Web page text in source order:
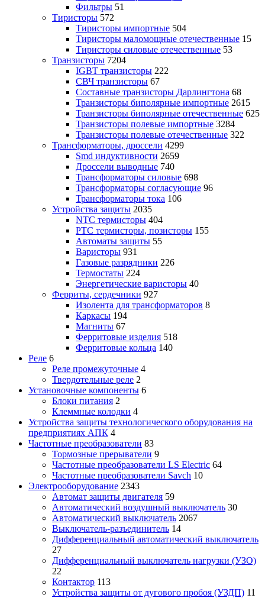
Фильтры 51
Тиристоры 572
Тиристоры импортные 504
Тиристоры маломощные отечественные 15
Тиристоры силовые отечественные 53
Транзисторы 7204
IGBT транзисторы 222
СВЧ транзисторы 67
Составные транзисторы Дарлингтона 68
Транзисторы биполярные импортные 2615
Транзисторы биполярные отечественные 625
Транзисторы полевые импортные 3284
Транзисторы полевые отечественные 322
Трансформаторы, дроссели 4299
Smd индуктивности 2659
Дроссели выводные 740
Трансформаторы силовые 698
Трансформаторы согласующие 96
Трансформаторы тока 106
Устройства защиты 2035
NTC термисторы 404
PTC термисторы, позисторы 155
Автоматы защиты 55
Варисторы 931
Газовые разрядники 226
Термостаты 224
Энергетические варисторы 40
Ферриты, сердечники 927
Изолента для трансформаторов 8
Каркасы 194
Магниты 67
Ферритовые изделия 518
Ферритовые кольца 140
Реле 6
Реле промежуточные 4
Твердотельные реле 2
Установочные компоненты 6
Блоки питания 2
Клеммные колодки 4
Устройства защиты технологического оборудования на
предприятиях АПК 4
Частотные преобразователи 83
Тормозные прерыватели 9
Частотные преобразователи LS Electric 64
Частотные преобразователи Savch 10
Электрооборудование 2343
Автомат защиты двигателя 59
Автоматический воздушный выключатель 30
Автоматический выключатель 2067
Выключатель-разъединитель 14
Дифференциальный автоматический выключатель
27
Дифференциальный выключатель нагрузки (УЗО)
22
Контактор 113
Устройства защиты от дугового пробоя (УЗДП) 11